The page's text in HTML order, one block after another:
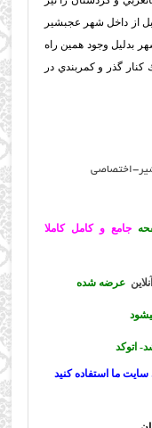
از داخل شهر عجبشير
بدليل وجود همين راه
گذر و كمربندي در
اختصاصی
جامع و کامل کاملا
عرضه شده
اتوکد
ما استفاده کنید